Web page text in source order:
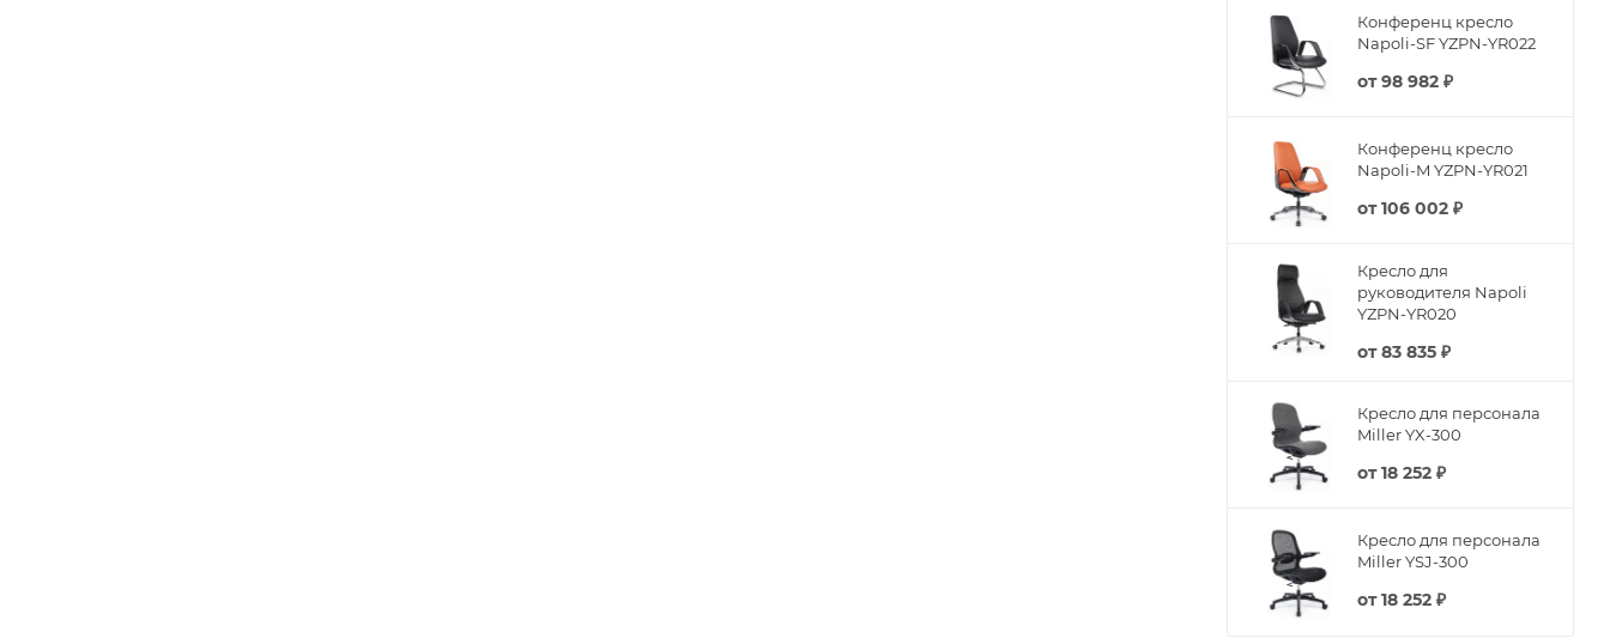
Конференц кресло
Napoli-SF YZPN-YR022
от98 982 ₽
Конференц кресло
Napoli-M YZPN-YR021
от106 002 ₽
Кресло для
руководителя Napoli
YZPN-YR020
от83 835 ₽
Кресло для персонала
Miller YX-300
от18 252 ₽
Кресло для персонала
Miller YSJ-300
от18 252 ₽